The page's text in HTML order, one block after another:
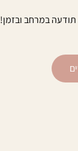
במרחב ובזמן!